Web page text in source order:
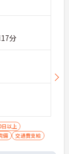
分
以上
備 交通費支給